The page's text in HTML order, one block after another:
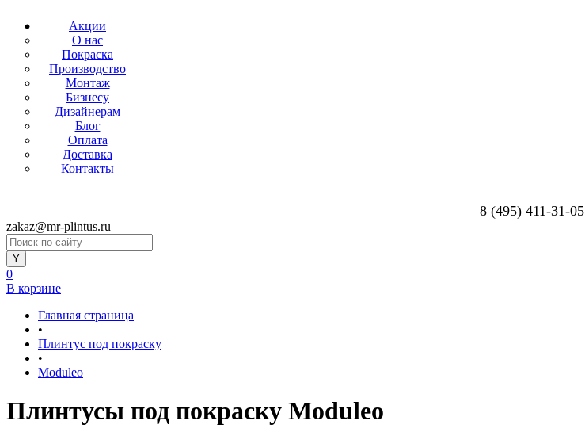
Акции
О нас
Покраска
Производство
Монтаж
Бизнесу
Дизайнерам
Блог
Оплата
Доставка
Контакты
8 (495) 411-31-05
zakaz@mr-plintus.ru
0
В корзине
Главная страница
•
Плинтус под покраску
•
Moduleo
Плинтусы под покраску Moduleo